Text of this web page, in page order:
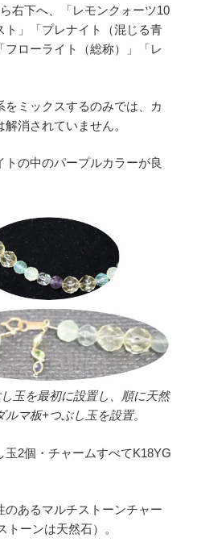
右下へ、「レモンクォーツ10
ト」「プレナイト（混じる青
ローライト（総称）」「レ
ミックスするのみでは、カ
消されていません。
トの中のパープルカラーが良
玉を最初に設置し、順に天然
マ板+つぶし玉を設置。
2個・チャームすべてK18YG
のあるマルチストーンチャー
トーンは天然石）。